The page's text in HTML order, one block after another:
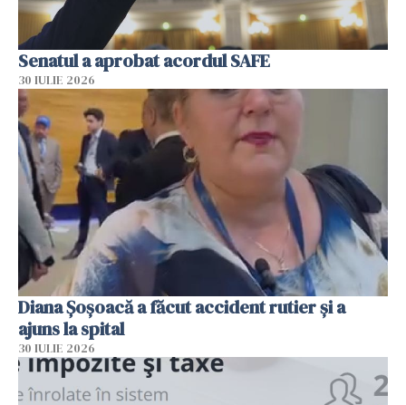
Senatul a aprobat acordul SAFE
30 IULIE 2026
Diana Șoșoacă a făcut accident rutier și a
ajuns la spital
30 IULIE 2026